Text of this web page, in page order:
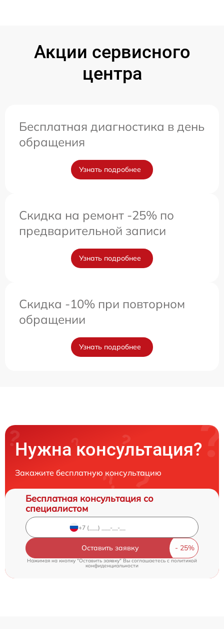
Акции сервисного
центра
Бесплатная диагностика в день
обращения
Узнать подробнее
Скидка на ремонт -25% по
предварительной записи
Узнать подробнее
Скидка -10% при повторном
обращении
Узнать подробнее
Нужна консультация?
Закажите бесплатную консультацию
Бесплатная консультация со
специалистом
Оставить заявку
Нажимая на кнопку "Оставить заявку" Вы соглашаетесь cполитикой
конфиденциальности